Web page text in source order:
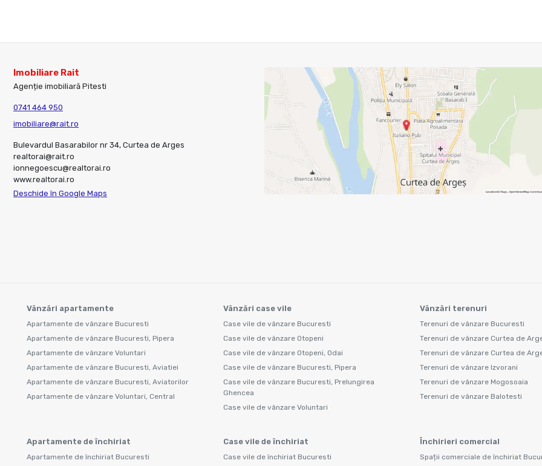
Imobiliare Rait
Agenție imobiliară Pitesti
0741 464 950
imobiliare@rait.ro
Bulevardul Basarabilor nr 34, Curtea de Arges
realtorai@rait.ro
ionnegoescu@realtorai.ro
www.realtorai.ro
Deschide în Google Maps
Vânzări apartamente
Apartamente de vânzare Bucuresti
Apartamente de vânzare Bucuresti, Pipera
Apartamente de vânzare Voluntari
Apartamente de vânzare Bucuresti, Aviatiei
Apartamente de vânzare Bucuresti, Aviatorilor
Apartamente de vânzare Voluntari, Central
Vânzări case vile
Case vile de vânzare Bucuresti
Case vile de vânzare Otopeni
Case vile de vânzare Otopeni, Odai
Case vile de vânzare Bucuresti, Pipera
Case vile de vânzare Bucuresti, Prelungirea
Ghencea
Case vile de vânzare Voluntari
Vânzări terenuri
Terenuri de vânzare Bucuresti
Terenuri de vânzare Curtea de
Terenuri de vânzare Curtea de
Terenuri de vânzare Izvorani
Terenuri de vânzare Mogosoaia
Terenuri de vânzare Balotesti
Apartamente de închiriat
Apartamente de închiriat Bucuresti
Case vile de închiriat
Case vile de închiriat Bucuresti
Închirieri comercial
Spații comerciale de închiriat